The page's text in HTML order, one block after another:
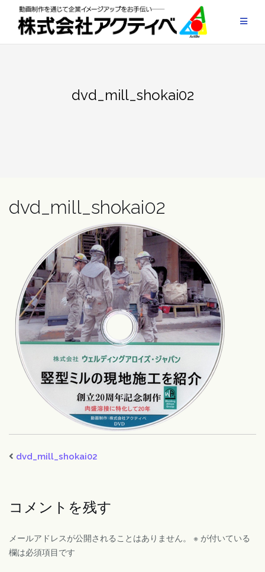
content
dvd_mill_shokai02
dvd_mill_shokai02
dvd_mill_shokai02
コメントを残す
メールアドレスが公開されることはありません。 ※ が付いている
欄は必須項目です